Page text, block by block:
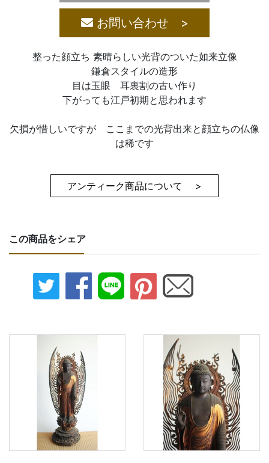
お問い合わせ >
整った顔立ち 素晴らしい光背のついた如来立像
鎌倉スタイルの造形
目は玉眼 耳裏割の古い作り
下がっても江戸初期と思われます
欠損が惜しいですが ここまでの光背出来と顔立ちの仏像
は稀です
アンティーク商品について >
この商品をシェア